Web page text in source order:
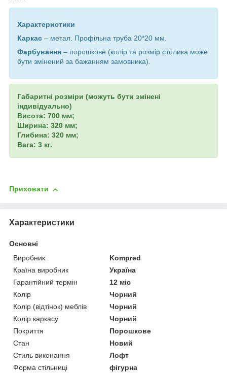
Характеристики
Каркас – метал. Профільна труба 20*20 мм.
Фарбування – порошкове (колір та розмір столика може
бути змінений за бажанням замовника).
Габаритні розміри (можуть бути змінені
індивідуально)
Висота: 700 мм;
Ширина: 320 мм;
Глибина: 320 мм;
Вага: 3 кг.
Приховати
Характеристики
Основні
Виробник
Kompred
Країна виробник
Україна
Гарантійний термін
12 міс
Колір
Чорний
Колір (відтінок) меблів
Чорний
Колір каркасу
Чорний
Покриття
Порошкове
Стан
Новий
Стиль виконання
Лофт
Форма стільниці
фігурна